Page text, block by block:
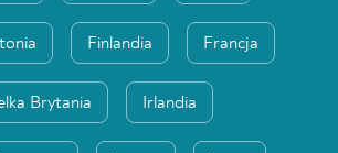
Finlandia Francja
Brytania Irlandia